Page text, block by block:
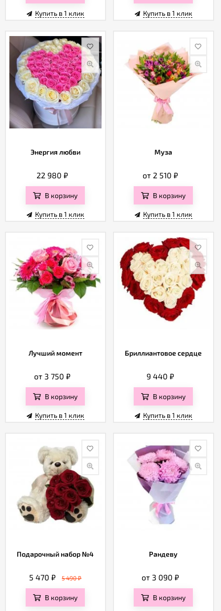
Купить в 1 клик Купить в 1 клик
Энергия любви
22 980₽
В корзину
Купить в 1 клик
Муза
от 2 510₽
В корзину
Купить в 1 клик
Лучший момент
от 3 750₽
В корзину
Купить в 1 клик
Бриллиантовое сердце
9 440₽
В корзину
Купить в 1 клик
Подарочный набор №4
5 470₽ 5 490₽
В корзину
Рандеву
от 3 090₽
В корзину